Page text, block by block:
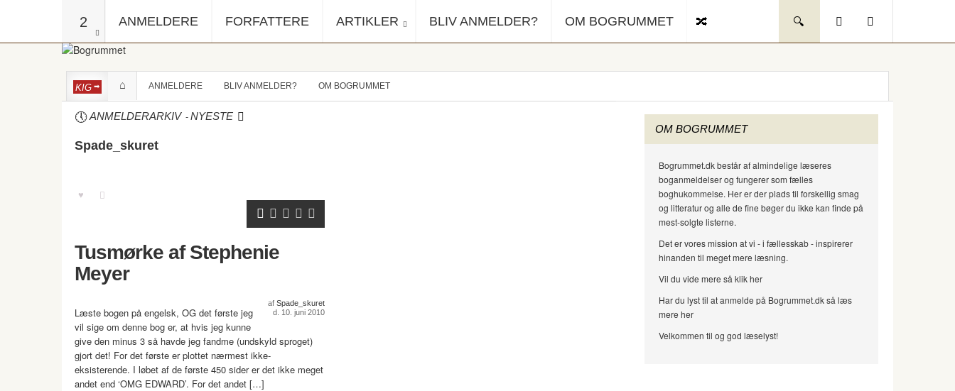
2 ANMELDERE FORFATTERE ARTIKLER BLIV ANMELDER? OM BOGRUMMET
KIG ANMELDERE BLIV ANMELDER? OM BOGRUMMET
ANMELDERARKIV -NYESTE
Spade_skuret
Tusmørke af Stephenie
Meyer
af Spade_skuret
d. 10. juni 2010
Læste bogen på engelsk, OG det første jeg
vil sige om denne bog er, at hvis jeg kunne
give den minus 3 så havde jeg fandme (undskyld sproget)
gjort det! For det første er plottet nærmest ikke-
eksisterende. I løbet af de første 450 sider er det ikke meget
andet end ‘OMG EDWARD’. For det andet […]
OM BOGRUMMET
Bogrummet.dk består af almindelige læseres
boganmeldelser og fungerer som fælles
boghukommelse. Her er der plads til forskellig smag
og litteratur og alle de fine bøger du ikke kan finde på
mest-solgte listerne.
Det er vores mission at vi - i fællesskab - inspirerer
hinanden til meget mere læsning.
Vil du vide mere så klik her
Har du lyst til at anmelde på Bogrummet.dk så læs
mere her
Velkommen til og god læselyst!